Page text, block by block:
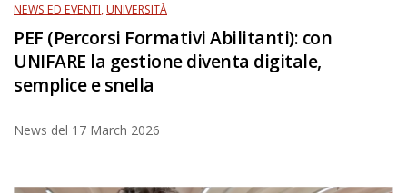
NEWS ED EVENTI,UNIVERSITÀ
PEF (Percorsi Formativi Abilitanti): con
UNIFARE la gestione diventa digitale,
semplice e snella
News del 17 March 2026